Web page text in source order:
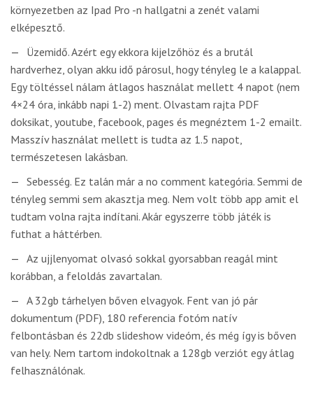
környezetben az Ipad Pro -n hallgatni a zenét valami
elképesztő.
Üzemidő. Azért egy ekkora kijelzőhöz és a brutál
hardverhez, olyan akku idő párosul, hogy tényleg le a kalappal.
Egy töltéssel nálam átlagos használat mellett 4 napot (nem
4×24 óra, inkább napi 1-2) ment. Olvastam rajta PDF
doksikat, youtube, facebook, pages és megnéztem 1-2 emailt.
Masszív használat mellett is tudta az 1.5 napot,
természetesen lakásban.
Sebesség. Ez talán már a no comment kategória. Semmi de
tényleg semmi sem akasztja meg. Nem volt több app amit el
tudtam volna rajta indítani. Akár egyszerre több játék is
futhat a háttérben.
Az ujjlenyomat olvasó sokkal gyorsabban reagál mint
korábban, a feloldás zavartalan.
A 32gb tárhelyen bőven elvagyok. Fent van jó pár
dokumentum (PDF), 180 referencia fotóm natív
felbontásban és 22db slideshow videóm, és még így is bőven
van hely. Nem tartom indokoltnak a 128gb verziót egy átlag
felhasználónak.